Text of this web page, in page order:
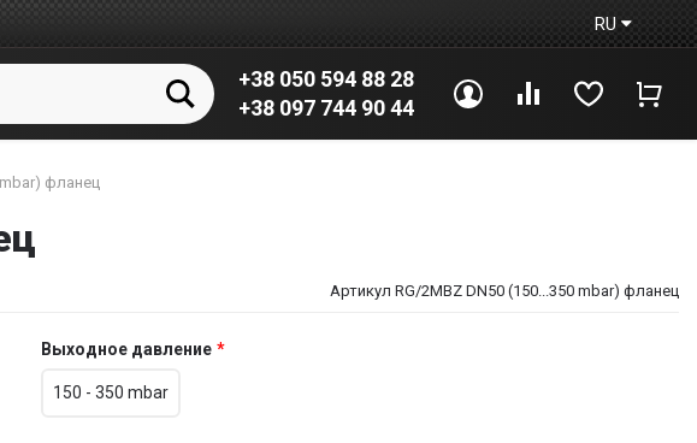
RU
+38 050 594 88 28
+38 097 744 90 44
Войти СравнениеИзбранное
mbar) фланец
Артикул RG/2MBZ DN50 (150...350 mbar) фланец
Выходное давление
150 - 350 mbar